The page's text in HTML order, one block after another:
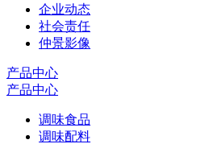
企业动态
社会责任
仲景影像
产品中心
产品中心
调味食品
调味配料